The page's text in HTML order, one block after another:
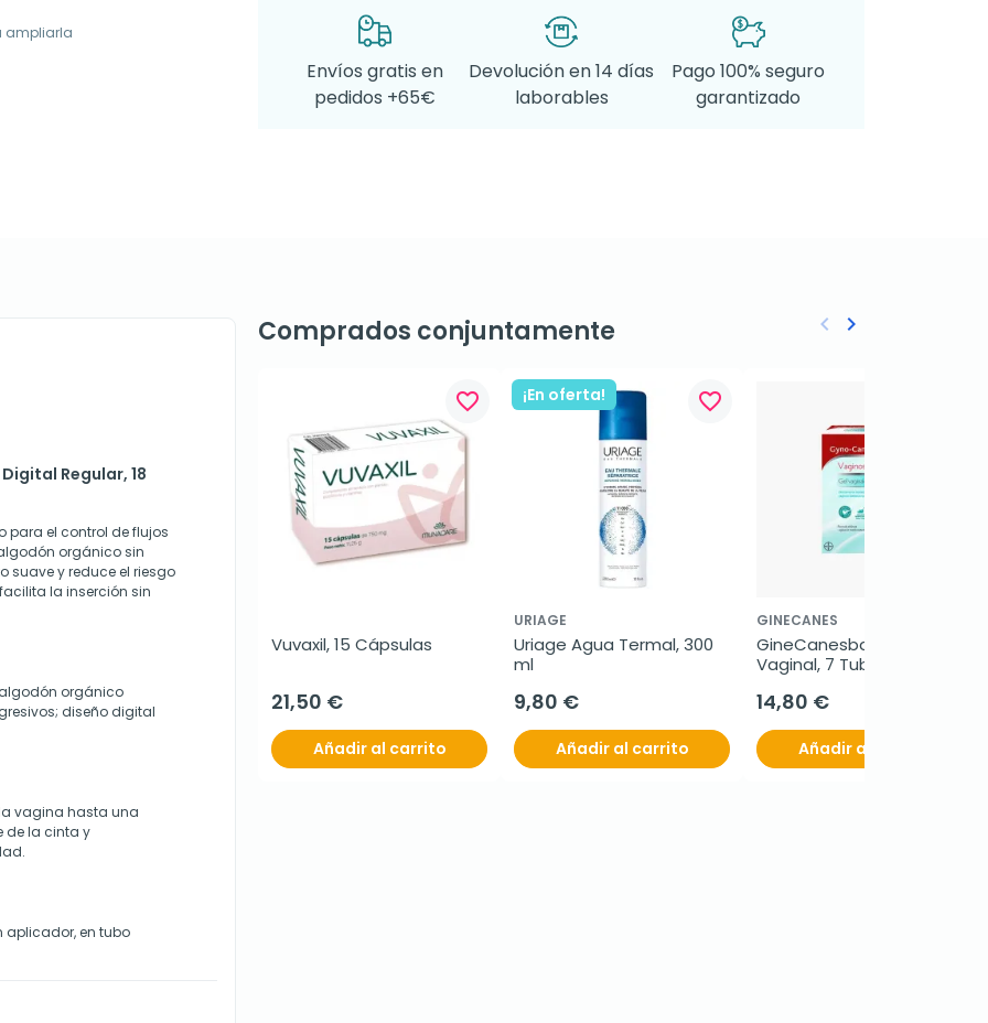
ampliarla
Envíos gratis en
pedidos +65€
Devolución en 14 días
laborables
Pago 100% seguro
garantizado
Regular, 18
para el control de flujos
orgánico sin
suave y reduce el riesgo
la inserción sin
orgánico
diseño digital
vagina hasta una
de la cinta y
aplicador, en tubo
Comprados conjuntamente
favorite_border
Vuvaxil, 15 Cápsulas
21,50 €
Añadir al carrito
¡En oferta! favorite_border
URIAGE
Uriage Agua Termal, 300
ml
9,80 €
Añadir al carrito
GINECANES
GineCanesbalance Gel
Vaginal, 7 Tubos.
14,80 €
Añadir al carrito
Anterior
keyboard_arrow_left Siguiente
keyboard_arrow_right